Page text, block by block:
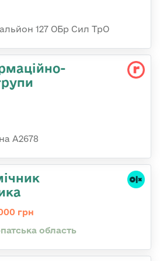
127 ОБр Сил ТрО
А2678
грн
область